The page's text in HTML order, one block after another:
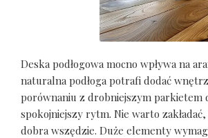
Deska podłogowa mocno wpływa na
naturalna podłoga potrafi dodać
porównaniu z drobniejszym parkietem
spokojniejszy rytm. Nie warto
dobra wszędzie. Duże elementy